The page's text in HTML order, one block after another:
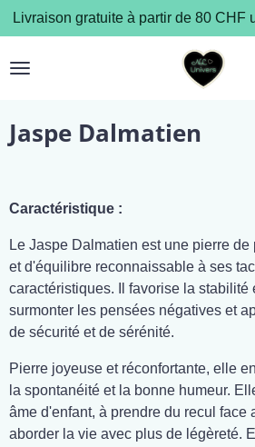
Passer
au
contenu
Livraison gratuite à partir de 80 CHF
Jaspe Dalmatien
Caractéristique :
Le Jaspe Dalmatien est une pierre
et d'équilibre reconnaissable à ses
caractéristiques. Il favorise la stabilité
surmonter les pensées négatives et
de sécurité et de sérénité.
Pierre joyeuse et réconfortante, elle
la spontanéité et la bonne humeur.
âme d'enfant, à prendre du recul face
aborder la vie avec plus de légèreté.